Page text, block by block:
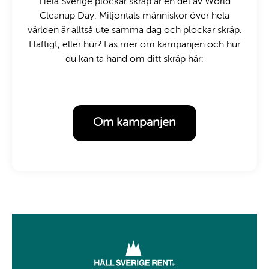
Hela Sverige plockar skräp är en del av World
Cleanup Day. Miljontals människor över hela
världen är alltså ute samma dag och plockar skräp.
Häftigt, eller hur? Läs mer om kampanjen och hur
du kan ta hand om ditt skräp här:
Om kampanjen